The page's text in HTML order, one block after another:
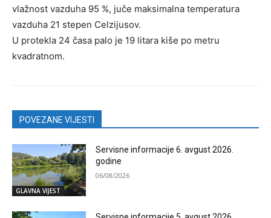
vlažnost vazduha 95 %, juče maksimalna temperatura
vazduha 21 stepen Celzijusov.
U protekla 24 časa palo je 19 litara kiše po metru
kvadratnom.
POVEZANE VIJESTI
GLAVNA VIJEST
Servisne informacije 6. avgust 2026.
godine
06/08/2026